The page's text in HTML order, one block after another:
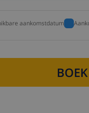
aankomstdatum